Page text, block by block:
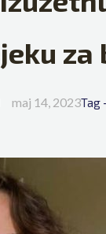
maj 14, 2023Tag